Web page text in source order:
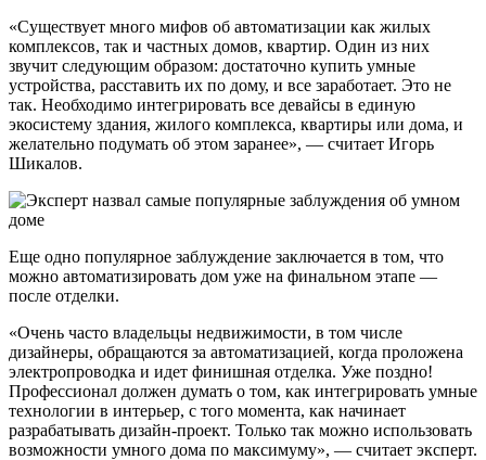
«Существует много мифов об автоматизации как жилых
комплексов, так и частных домов, квартир. Один из них
звучит следующим образом: достаточно купить умные
устройства, расставить их по дому, и все заработает. Это не
так. Необходимо интегрировать все девайсы в единую
экосистему здания, жилого комплекса, квартиры или дома, и
желательно подумать об этом заранее», — считает Игорь
Шикалов.
Еще одно популярное заблуждение заключается в том, что
можно автоматизировать дом уже на финальном этапе —
после отделки.
«Очень часто владельцы недвижимости, в том числе
дизайнеры, обращаются за автоматизацией, когда проложена
электропроводка и идет финишная отделка. Уже поздно!
Профессионал должен думать о том, как интегрировать умные
технологии в интерьер, с того момента, как начинает
разрабатывать дизайн-проект. Только так можно использовать
возможности умного дома по максимуму», — считает эксперт.